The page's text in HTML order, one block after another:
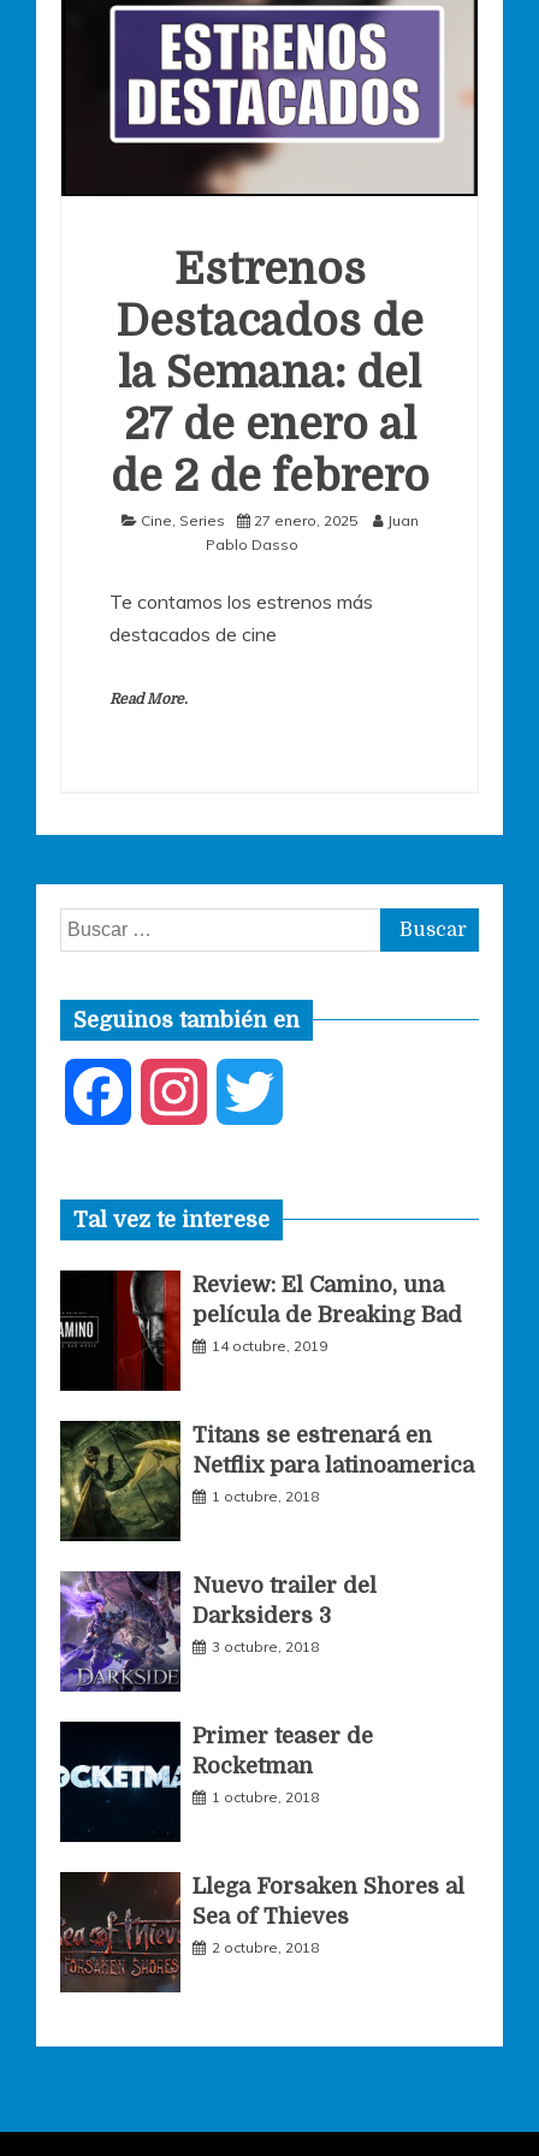
Estrenos
Destacados de
la Semana: del
27 de enero al
de 2 de febrero
Cine Series 27 enero, 2025
Juan
Pablo Dasso
Te contamos los estrenos más
destacados de cine
Read More.
Buscar:
Seguinos también en
c
e
b
o
o
s
t
a
g
m
i
t
t
r
Tal vez te interese
Review: El Camino, una
película de Breaking Bad
14 octubre, 2019
Titans se estrenará en
Netflix para latinoamerica
1 octubre, 2018
Nuevo trailer del
Darksiders 3
3 octubre, 2018
Primer teaser de
Rocketman
1 octubre, 2018
Llega Forsaken Shores al
Sea of Thieves
2 octubre, 2018